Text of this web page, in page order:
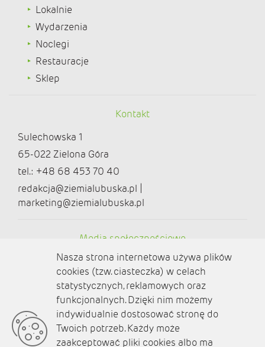
Lokalnie
Wydarzenia
Noclegi
Restauracje
Sklep
Kontakt
Sulechowska 1
65-022 Zielona Góra
tel.: +48 68 453 70 40
redakcja@ziemialubuska.pl |
marketing@ziemialubuska.pl
Media społecznościowe
O nas
Kontakt
Nasza strona internetowa używa plików
cookies (tzw. ciasteczka) w celach
statystycznych, reklamowych oraz
funkcjonalnych. Dzięki nim możemy
indywidualnie dostosować stronę do
Twoich potrzeb. Każdy może
zaakceptować pliki cookies albo ma